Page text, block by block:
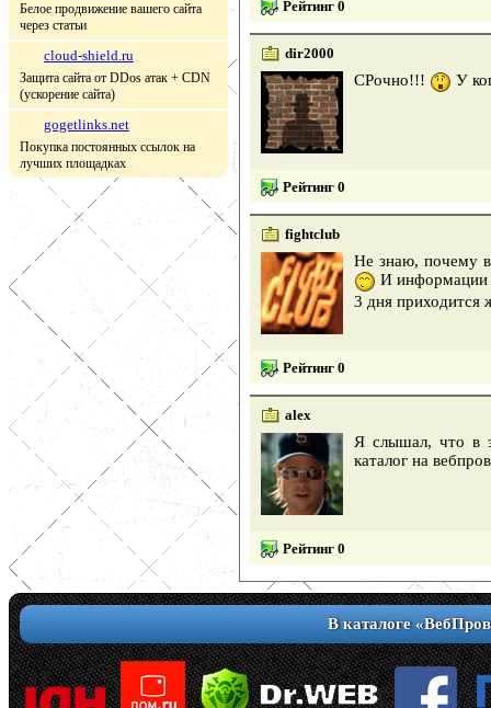
Белое продвижение вашего сайта
через статьи
cloud-shield.ru
Защита сайта от DDos атак + CDN
(ускорение сайта)
gogetlinks.net
Покупка постоянных ссылок на
лучших площадках
Рейтинг 0
dir2000
СРочно!!! У
Рейтинг 0
fightclub
Не знаю, почему
И информации
3 дня приходится
Рейтинг 0
alex
Я слышал, что в
каталог на
Рейтинг 0
В каталоге